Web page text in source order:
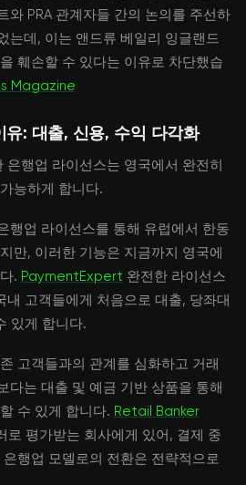
와 PRA 관계자들 간의 논의를 주선하
는데, 이는 앤드류 베일리 잉글랜드
훼손할 수 있다는 이유로 차단했습
Magazine
유: 대출, 신용, 수익 다각화
은행업 라이선스는 영국에서 완전히
능하게 합니다.
행업 라이선스를 통해 유럽에서 한동
만, 이러한 기능은 지금까지 영국에
. PaymentExpert 완전한 라이선스
내 고객들에게 처음으로 대출, 당좌대
있게 합니다.
고객들과의 관계를 심화하고 거래
다는 대출 및 예금 기반 상품을 통해
수 있게 합니다. Retail Banker
로 평가받는 회사에게 있어, 결제 중
행업 모델로의 전환은 전략적으로